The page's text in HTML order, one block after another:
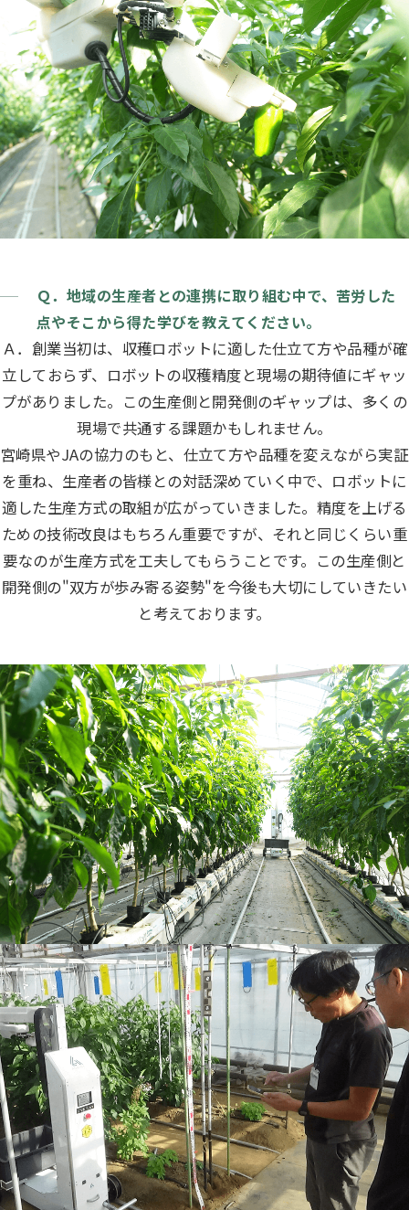
Ｑ．地域の生産者との連携に取り組む中で、苦労した
点やそこから得た学びを教えてください。
Ａ．創業当初は、収穫ロボットに適した仕立て方や品種が確
立しておらず、ロボットの収穫精度と現場の期待値にギャッ
プがありました。この生産側と開発側のギャップは、多くの
現場で共通する課題かもしれません。
宮崎県やJAの協力のもと、仕立て方や品種を変えながら実証
を重ね、生産者の皆様との対話深めていく中で、ロボットに
適した生産方式の取組が広がっていきました。精度を上げる
ための技術改良はもちろん重要ですが、それと同じくらい重
要なのが生産方式を工夫してもらうことです。この生産側と
開発側の"双方が歩み寄る姿勢"を今後も大切にしていきたい
と考えております。